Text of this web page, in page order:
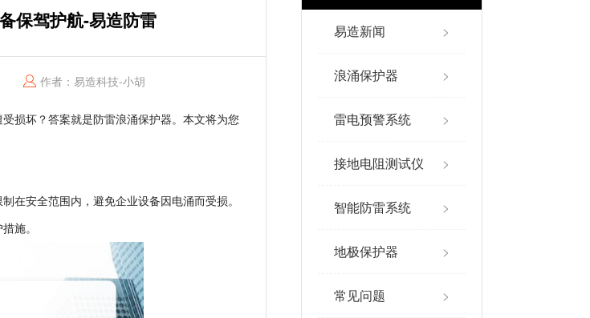
保驾护航-易造防雷
作者：易造科技-小胡
损坏？答案就是防雷浪涌保护器。本文将为您
在安全范围内，避免企业设备因电涌而受损。
施。
易造新闻 >
浪涌保护器 >
雷电预警系统 >
接地电阻测试仪 >
智能防雷系统 >
地极保护器 >
常见问题 >